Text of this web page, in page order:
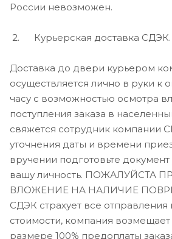
России невозможен.
2. Курьерская доставка СДЭК.
Доставка до двери курьером
осуществляется лично в руки к
часу c возможностью осмотра
поступления заказа в
свяжется сотрудник компании
уточнения даты и времени
вручении подготовьте
вашу личность. ПОЖАЛУЙСТА
ВЛОЖЕНИЕ НА НАЛИЧИЕ
СДЭК страхует все отправления
стоимости, компания
размере 100% предоплаты